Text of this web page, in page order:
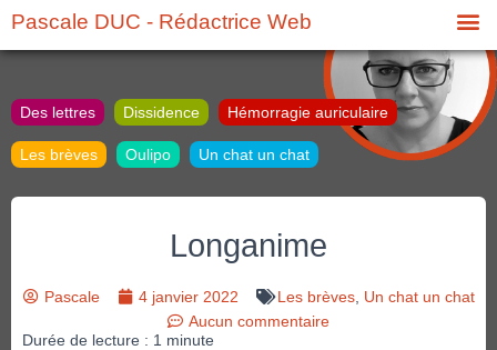
Pascale DUC - Rédactrice Web
Des lettres Dissidence Hémorragie auriculaire
Les brèves Oulipo Un chat un chat
Longanime
Pascale 4 janvier 2022 Les brèves, Un chat un chat
Aucun commentaire
Durée de lecture : 1 minute